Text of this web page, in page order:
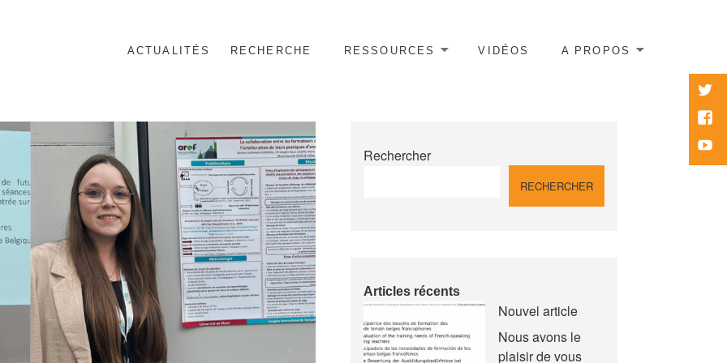
ACTUALITÉS RECHERCHE RESSOURCES VIDÉOS A PROPOS
Rechercher
RECHERCHER
Articles récents
Nouvel article
Nous avons le
plaisir de vous